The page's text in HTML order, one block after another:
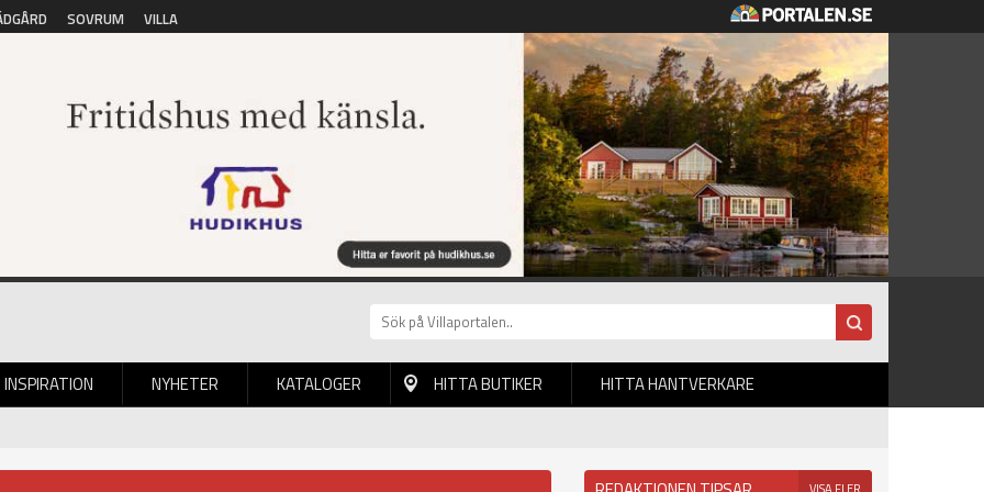
SOVRUM VILLA
INSPIRATION NYHETER KATALOGER HITTA BUTIKER HITTA HANTVERKARE